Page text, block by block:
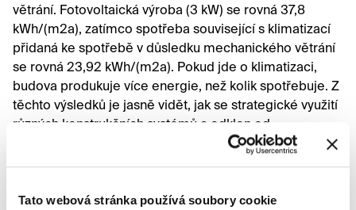
Tato webová stránka používá soubory cookie
větrání. Fotovoltaická výroba (3 kW) se rovná 37,8
kWh/(m2a), zatímco spotřeba související s klimatizací
přidaná ke spotřebě v důsledku mechanického větrání
se rovná 23,92 kWh/(m2a). Pokud jde o klimatizaci,
budova produkuje více energie, než kolik spotřebuje. Z
těchto výsledků je jasně vidět, jak se strategické využití
různých konstrukčních systémů a odklon od
standardizovaných procesů může ukázat jako funkční